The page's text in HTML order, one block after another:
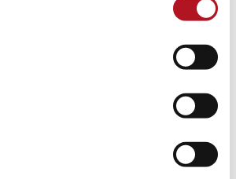
per motopompa diesel e
centraline di controllo,